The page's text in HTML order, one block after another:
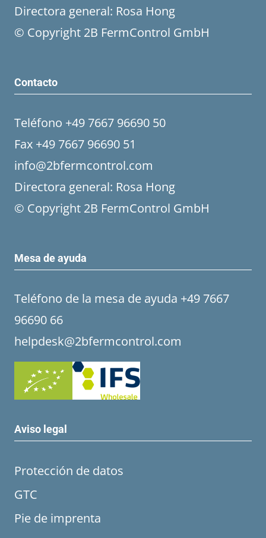
Directora general: Rosa Hong
© Copyright 2B FermControl GmbH
Contacto
Teléfono +49 7667 96690 50
Fax +49 7667 96690 51
info@2bfermcontrol.com
Directora general: Rosa Hong
© Copyright 2B FermControl GmbH
Mesa de ayuda
Teléfono de la mesa de ayuda +49 7667
96690 66
helpdesk@2bfermcontrol.com
Aviso legal
Protección de datos
GTC
Pie de imprenta